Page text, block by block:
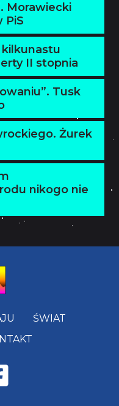
Morawiecki
PiS
II stopnia
Tusk
Żurek
nikogo nie
ŚWIAT